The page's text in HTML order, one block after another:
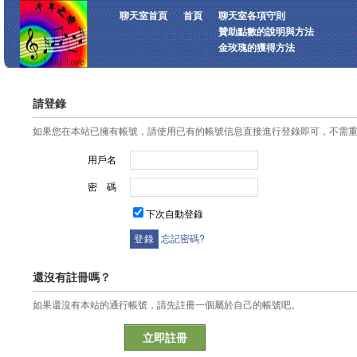
聊天室首頁 首頁
聊天室各項守則
贊助點數的說明與方法
金玫瑰的獲得方法
請登錄
如果您在本站已擁有帳號，請使用已有的帳號信息直接進行登錄即可，不需
用戶名
密 碼
下次自動登錄
忘記密碼?
還沒有註冊嗎？
如果還沒有本站的通行帳號，請先註冊一個屬於自己的帳號吧。
立即註冊